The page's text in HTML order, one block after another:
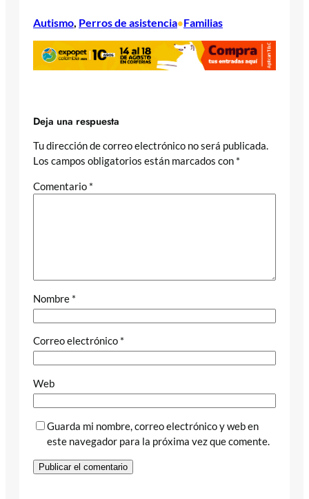
Autismo Perros de asistencia•Familias
Deja una respuesta
Tu dirección de correo electrónico no será publicada.
Los campos obligatorios están marcados con *
Comentario *
Nombre *
Correo electrónico *
Web
Guarda mi nombre, correo electrónico y web en
este navegador para la próxima vez que comente.